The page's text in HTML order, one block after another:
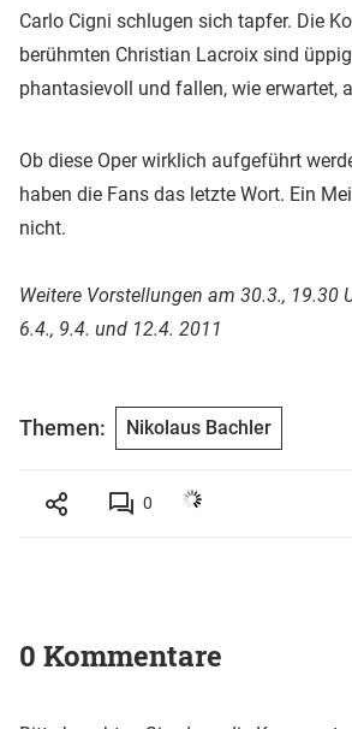
Carlo Cigni schlugen sich tapfer. Die
berühmten Christian Lacroix sind
phantasievoll und fallen, wie erwartet,
Ob diese Oper wirklich aufgeführt
haben die Fans das letzte Wort. Ein
nicht.
Weitere Vorstellungen am 30.3., 19.30
6.4., 9.4. und 12.4. 2011
Themen: Nikolaus Bachler
0
0 Kommentare